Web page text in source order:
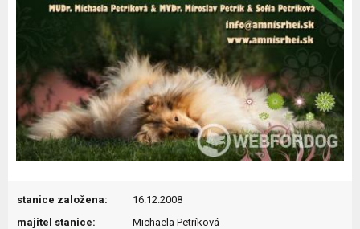
stanice založena:
16.12.2008
majitel stanice:
Michaela Petríková